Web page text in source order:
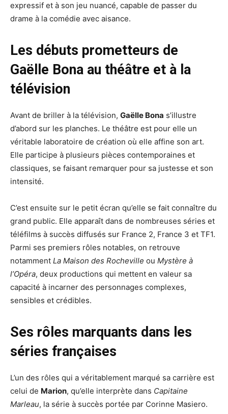
expressif et à son jeu nuancé, capable de passer du
drame à la comédie avec aisance.
Les débuts prometteurs de
Gaëlle Bona au théâtre et à la
télévision
Avant de briller à la télévision, Gaëlle Bona s’illustre
d’abord sur les planches. Le théâtre est pour elle un
véritable laboratoire de création où elle affine son art.
Elle participe à plusieurs pièces contemporaines et
classiques, se faisant remarquer pour sa justesse et son
intensité.
C’est ensuite sur le petit écran qu’elle se fait connaître du
grand public. Elle apparaît dans de nombreuses séries et
téléfilms à succès diffusés sur France 2, France 3 et TF1.
Parmi ses premiers rôles notables, on retrouve
notamment La Maison des Rocheville ou Mystère à
l’Opéra, deux productions qui mettent en valeur sa
capacité à incarner des personnages complexes,
sensibles et crédibles.
Ses rôles marquants dans les
séries françaises
L’un des rôles qui a véritablement marqué sa carrière est
celui de Marion, qu’elle interprète dans Capitaine
Marleau, la série à succès portée par Corinne Masiero.